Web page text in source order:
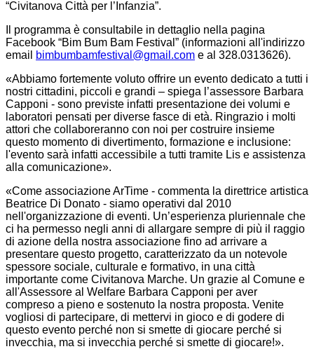
“Civitanova Città per l’Infanzia”.
Il programma è consultabile in dettaglio nella pagina
Facebook “Bim Bum Bam Festival” (informazioni all'indirizzo
email
bimbumbamfestival@gmail.com e al 328.0313626).
«Abbiamo fortemente voluto offrire un evento dedicato a tutti i
nostri cittadini, piccoli e grandi – spiega l’assessore Barbara
Capponi - sono previste infatti presentazione dei volumi e
laboratori pensati per diverse fasce di età. Ringrazio i molti
attori che collaboreranno con noi per costruire insieme
questo momento di divertimento, formazione e inclusione:
l'evento sarà infatti accessibile a tutti tramite Lis e assistenza
alla comunicazione».
«Come associazione ArTime - commenta la direttrice artistica
Beatrice Di Donato - siamo operativi dal 2010
nell'organizzazione di eventi. Un’esperienza pluriennale che
ci ha permesso negli anni di allargare sempre di più il raggio
di azione della nostra associazione fino ad arrivare a
presentare questo progetto, caratterizzato da un notevole
spessore sociale, culturale e formativo, in una città
importante come Civitanova Marche. Un grazie al Comune e
all'Assessore al Welfare Barbara Capponi per aver
compreso a pieno e sostenuto la nostra proposta. Venite
vogliosi di partecipare, di mettervi in gioco e di godere di
questo evento perché non si smette di giocare perché si
invecchia, ma si invecchia perché si smette di giocare!».